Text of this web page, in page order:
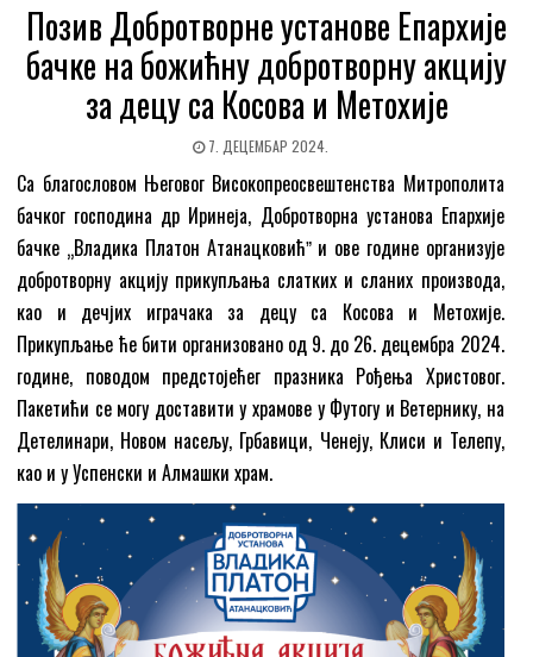
Позив Добротворне установе Епархије
бачке на божићну добротворну акцију
за децу са Косова и Метохије
7. ДЕЦЕМБАР 2024.
Са благословом Његовог Високопреосвештенства Митрополита
бачког господина др Иринеја, Добротворна установа Епархије
бачке „Владика Платон Атанацковићˮ и ове године организује
добротворну акцију прикупљања слатких и сланих производа,
као и дечјих играчака за децу са Косова и Метохије.
Прикупљање ће бити организовано од 9. до 26. децембра 2024.
године, поводом предстојећег празника Рођења Христовог.
Пакетићи се могу доставити у храмове у Футогу и Ветернику, на
Детелинари, Новом насељу, Грбавици, Ченеју, Клиси и Телепу,
као и у Успенски и Алмашки храм.